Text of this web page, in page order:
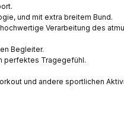
und mit extra breitem Bund.
Verarbeitung des
Begleiter.
perfektes Tragegefühl.
und andere sportlichen